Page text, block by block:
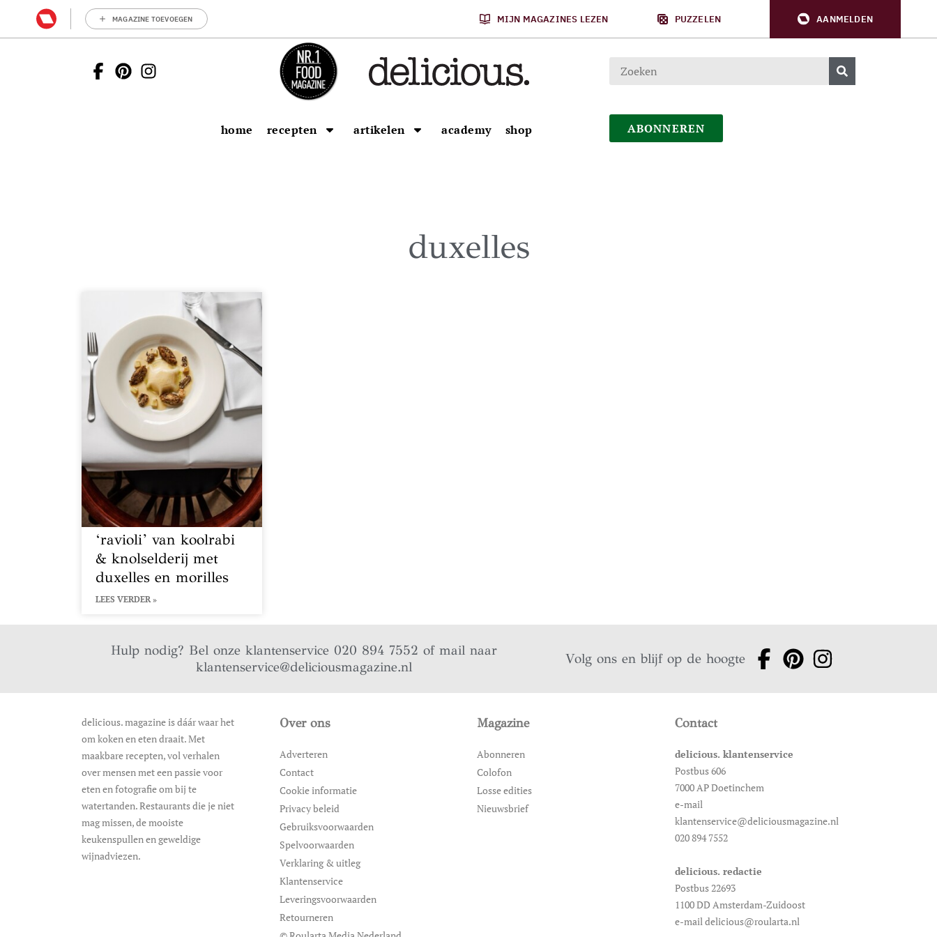
MAGAZINE TOEVOEGEN MIJN MAGAZINES LEZEN PUZZELEN AANMELDEN
home recepten artikelen academy shop ABONNEREN
duxelles
‘ravioli’ van koolrabi
& knolselderij met
duxelles en morilles
LEES VERDER »
Hulp nodig? Bel onze klantenservice 020 894 7552 of mail naar
klantenservice@deliciousmagazine.nl
Volg ons en blijf op de hoogte
delicious. magazine is dáár waar het
om koken en eten draait. Met
maakbare recepten, vol verhalen
over mensen met een passie voor
eten en fotografie om bij te
watertanden. Restaurants die je niet
mag missen, de mooiste
keukenspullen en geweldige
wijnadviezen.
Over ons
Adverteren
Contact
Cookie informatie
Privacy beleid
Gebruiksvoorwaarden
Spelvoorwaarden
Verklaring & uitleg
Klantenservice
Leveringsvoorwaarden
Retourneren
Magazine
Abonneren
Colofon
Losse edities
Nieuwsbrief
Contact
delicious. klantenservice
Postbus 606
7000 AP Doetinchem
e-mail
klantenservice@deliciousmagazine.nl
020 894 7552
delicious. redactie
Postbus 22693
1100 DD Amsterdam-Zuidoost
e-mail delicious@roularta.nl